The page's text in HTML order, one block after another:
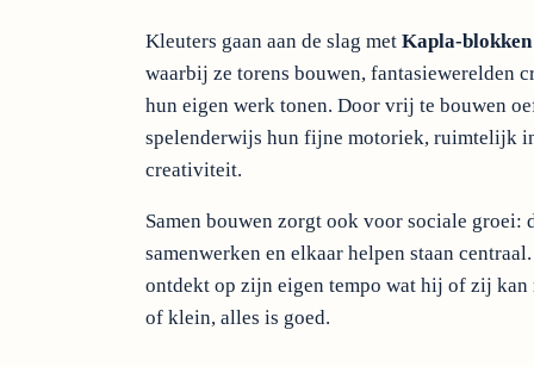
Kleuters gaan aan de slag met Kapla-blokken
waarbij ze torens bouwen, fantasiewerelden
hun eigen werk tonen. Door vrij te bouwen
spelenderwijs hun fijne motoriek, ruimtelijk
creativiteit.
Samen bouwen zorgt ook voor sociale groei:
samenwerken en elkaar helpen staan
ontdekt op zijn eigen tempo wat hij of zij
of klein, alles is goed.